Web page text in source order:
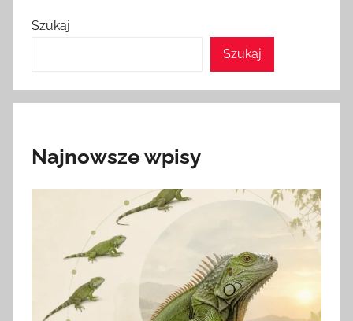
Szukaj
Szukaj
Najnowsze wpisy